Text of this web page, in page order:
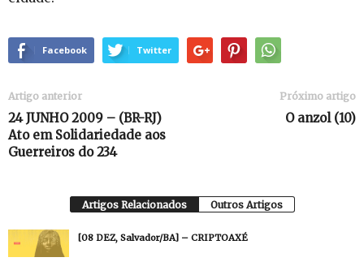
Facebook Twitter
Artigo anterior
24 JUNHO 2009 – (BR-RJ)
Ato em Solidariedade aos
Próximo artigo
O anzol (10)
Artigos Relacionados Outros Artigos
[08 DEZ, Salvador/BA] – CRIPTOAXÉ